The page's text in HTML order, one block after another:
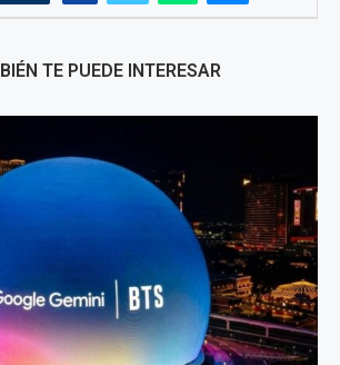
TE PUEDE INTERESAR